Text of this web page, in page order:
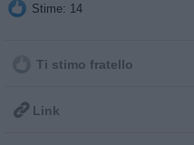
Stime: 14
Ti stimo fratello
 Link